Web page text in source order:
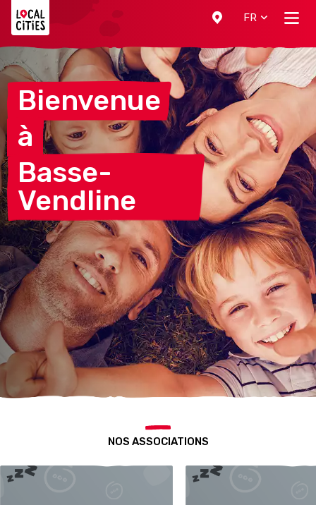
FR
Bienvenue
à
Basse-
Vendline
NOS ASSOCIATIONS